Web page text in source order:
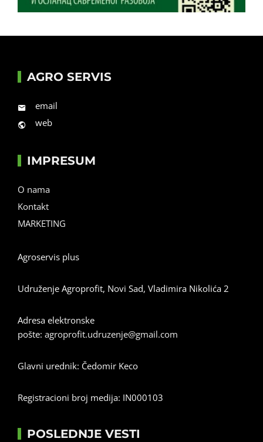
AGRO SERVIS
email
web
IMPRESUM
O nama
Kontakt
MARKETING
Agroservis plus
Udruženje Agroprofit, Novi Sad, Vladimira Nikolića 2
Adresa elektronske
pošte: agroprofit.udruzenje@gmail.com
Glavni urednik: Čedomir Keco
Registracioni broj medija: IN000103
POSLEDNJE VESTI